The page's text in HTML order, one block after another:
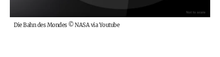
Die Bahn des Mondes ©NASA via Youtube